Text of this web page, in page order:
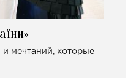
и мечтаний, которые